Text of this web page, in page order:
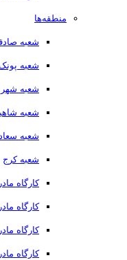
منطقه‌ها
شعبه
شعبه
شعبه شهر
شعبه
شعبه
شعبه کرج
کارگاه
کارگاه
کارگاه
کارگاه